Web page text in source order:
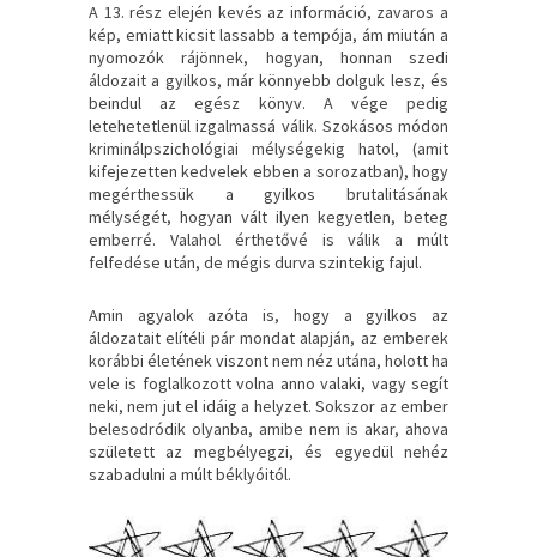
A 13. rész elején kevés az információ, zavaros a
kép, emiatt kicsit lassabb a tempója, ám miután a
nyomozók rájönnek, hogyan, honnan szedi
áldozait a gyilkos, már könnyebb dolguk lesz, és
beindul az egész könyv. A vége pedig
letehetetlenül izgalmassá válik. Szokásos módon
kriminálpszichológiai mélységekig hatol, (amit
kifejezetten kedvelek ebben a sorozatban), hogy
megérthessük a gyilkos brutalitásának
mélységét, hogyan vált ilyen kegyetlen, beteg
emberré. Valahol érthetővé is válik a múlt
felfedése után, de mégis durva szintekig fajul.
Amin agyalok azóta is, hogy a gyilkos az
áldozatait elítéli pár mondat alapján, az emberek
korábbi életének viszont nem néz utána, holott ha
vele is foglalkozott volna anno valaki, vagy segít
neki, nem jut el idáig a helyzet. Sokszor az ember
belesodródik olyanba, amibe nem is akar, ahova
született az megbélyegzi, és egyedül nehéz
szabadulni a múlt béklyóitól.